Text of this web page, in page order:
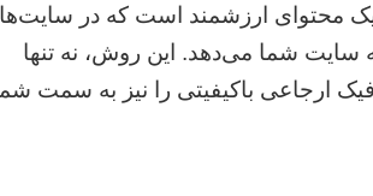
یک محتوای ارزشمند است که در
سایت شما می‌دهد. این روش، نه تنها
ارجاعی باکیفیتی را نیز به سمت